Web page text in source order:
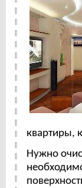
квартиры,
Нужно